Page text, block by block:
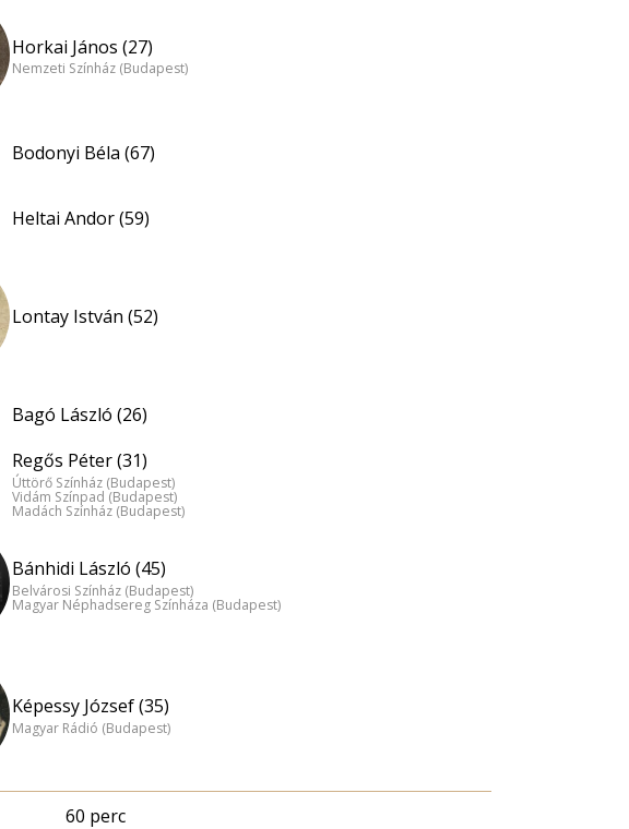
Horkai János (27)
Nemzeti Színház (Budapest)
Bodonyi Béla (67)
Heltai Andor (59)
Lontay István (52)
Bagó László (26)
Regős Péter (31)
Úttörő Színház (Budapest)
Vidám Színpad (Budapest)
Madách Színház (Budapest)
Bánhidi László (45)
Belvárosi Színház (Budapest)
Magyar Néphadsereg Színháza (Budapest)
Képessy József (35)
Magyar Rádió (Budapest)
60 perc